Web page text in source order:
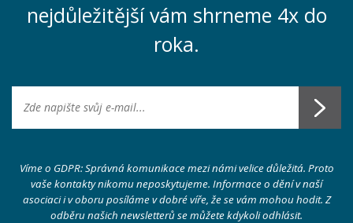
nejdůležitější vám shrneme 4x do
roka.
Víme o GDPR: Správná komunikace mezi námi velice důležitá. Proto
vaše kontakty nikomu neposkytujeme. Informace o dění v naší
asociaci i v oboru posíláme v dobré víře, že se vám mohou hodit. Z
odběru našich newsletterů se můžete kdykoli odhlásit.